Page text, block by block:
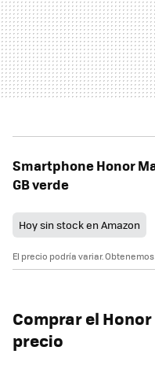
Smartphone Honor
GB verde
Hoy sin stock en Amazon
El precio podría variar.
Comprar el
precio